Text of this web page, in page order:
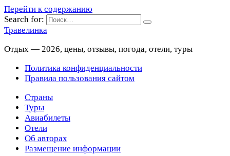
Перейти к содержанию
Search for:
Травелинка
Отдых — 2026, цены, отзывы, погода, отели, туры
Политика конфиденциальности
Правила пользования сайтом
Страны
Туры
Авиабилеты
Отели
Об авторах
Размещение информации